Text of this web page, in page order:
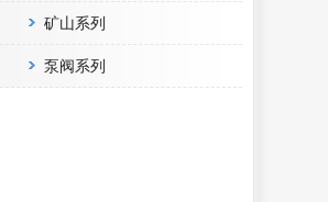
矿山系列
泵阀系列